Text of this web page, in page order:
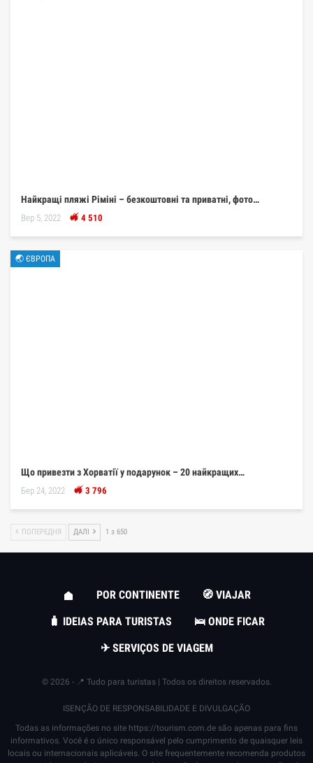
Найкращі пляжі Ріміні – безкоштовні та приватні, фото…
Вер 5, 2022 4 510
🌏 ЄВРОПА
Що привезти з Хорватії у подарунок – 20 найкращих…
Бер 24, 2022 3 796
ПОПЕРЕДНЯ ДАЛІ 1 з 650
POR CONTINENTE
🧭 VIAJAR
🧳 IDEIAS PARA TURISTAS
🛌 ONDE FICAR
✈ SERVIÇOS DE VIAGEM
© 2026 - 📍 Tudo para turistas | Todos os direitos reservados.
ISENÇÃO DE RESPONSABILIDADE E DIVULGAÇÃO
Todas as informações no site https://tourism.com.de são apenas para fins
informativos. Você é o único responsável pelo cumprimento de quaisquer leis
locais ou internacionais aplicáveis. O site frequentemente recomenda produtos